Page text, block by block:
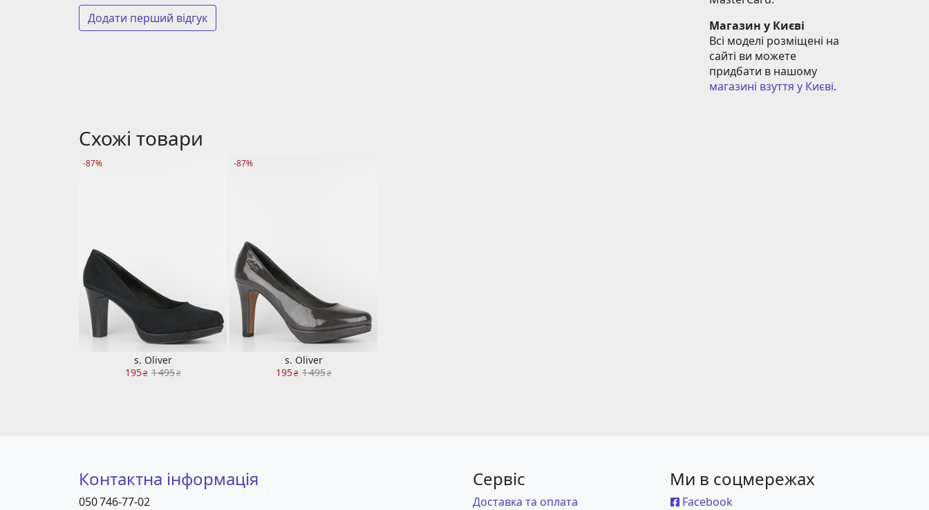
Додати перший відгук
Магазин у Києві
Всі моделі розміщені на
сайті ви можете
магазині взуття у Києві.
Схожі товари
-87%
s. Oliver
195₴ 1 495₴
-87%
s. Oliver
195₴ 1 495₴
Контактна інформація
050 746-77-02
Сервіс
Доставка та оплата
Ми в соцмережах
Facebook